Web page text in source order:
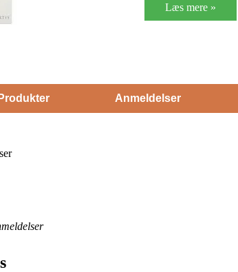
Læs mere »
Produkter Anmeldelser